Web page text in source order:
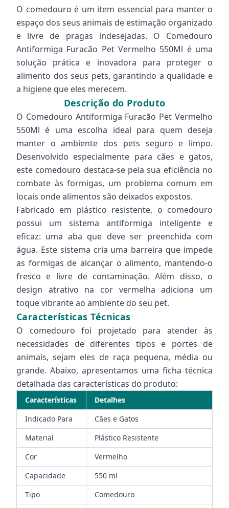
O comedouro é um item essencial para manter o
espaço dos seus animais de estimação organizado
e livre de pragas indesejadas. O Comedouro
Antiformiga Furacão Pet Vermelho 550Ml é uma
solução prática e inovadora para proteger o
alimento dos seus pets, garantindo a qualidade e
a higiene que eles merecem.
Descrição do Produto
O Comedouro Antiformiga Furacão Pet Vermelho
550Ml é uma escolha ideal para quem deseja
manter o ambiente dos pets seguro e limpo.
Desenvolvido especialmente para cães e gatos,
este comedouro destaca-se pela sua eficiência no
combate às formigas, um problema comum em
locais onde alimentos são deixados expostos.
Fabricado em plástico resistente, o comedouro
possui um sistema antiformiga inteligente e
eficaz: uma aba que deve ser preenchida com
água. Este sistema cria uma barreira que impede
as formigas de alcançar o alimento, mantendo-o
fresco e livre de contaminação. Além disso, o
design atrativo na cor vermelha adiciona um
toque vibrante ao ambiente do seu pet.
Características Técnicas
O comedouro foi projetado para atender às
necessidades de diferentes tipos e portes de
animais, sejam eles de raça pequena, média ou
grande. Abaixo, apresentamos uma ficha técnica
detalhada das características do produto:
Características
Detalhes
Indicado Para
Cães e Gatos
Material
Plástico Resistente
Cor
Vermelho
Capacidade
550 ml
Tipo
Comedouro